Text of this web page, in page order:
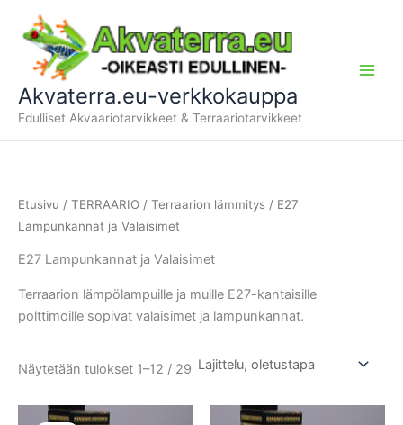
sisältöön
Akvaterra.eu-verkkokauppa
Edulliset Akvaariotarvikkeet & Terraariotarvikkeet
Etusivu / TERRAARIO / Terraarion lämmitys / E27
Lampunkannat ja Valaisimet
E27 Lampunkannat ja Valaisimet
Terraarion lämpölampuille ja muille E27-kantaisille
polttimoille sopivat valaisimet ja lampunkannat.
Näytetään tulokset 1–12 / 29